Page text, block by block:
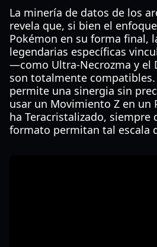
La minería de datos de los
revela que, si bien el
Pokémon en su forma final,
legendarias específicas
—como Ultra-Necrozma y
son totalmente
permite una sinergia sin
usar un Movimiento Z en un
ha Teracristalizado, siempre
formato permitan tal escala